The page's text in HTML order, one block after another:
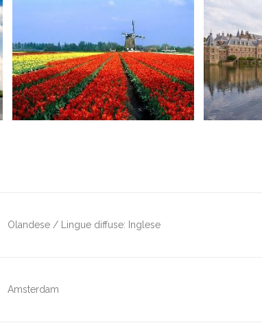
Olandese / Lingue diffuse: Inglese
Amsterdam